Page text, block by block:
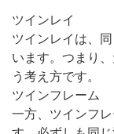
ツインレイ
ツインレイは、
います。つまり
う考え方です。
ツインフレーム
一方、ツインフ